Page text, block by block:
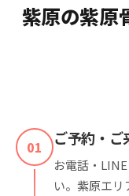
紫原の紫原
01 ご予約・ご
お電話・
い。紫原エ